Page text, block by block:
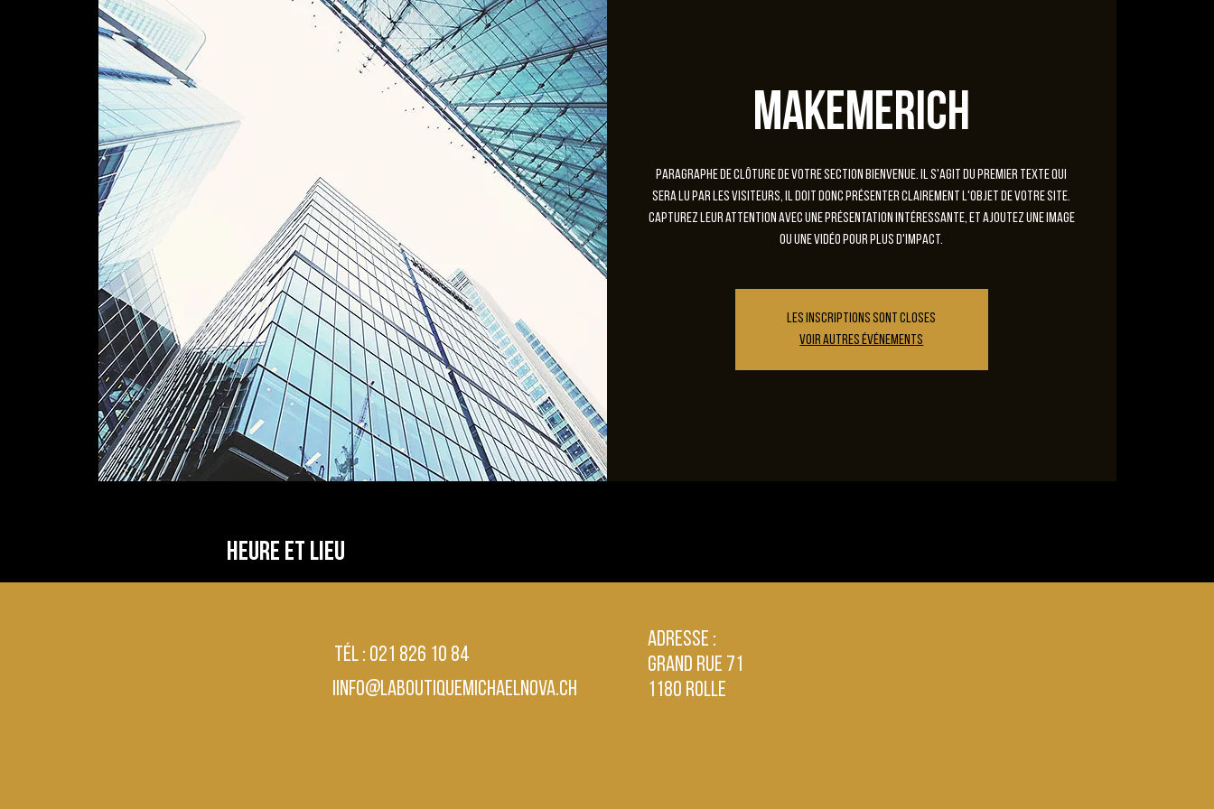
MakeMeRich
Paragraphe de clôture de votre section Bienvenue. Il s'agit du premier texte qui
sera lu par les visiteurs, il doit donc présenter clairement l'objet de votre site.
Capturez leur attention avec une présentation intéressante, et ajoutez une image
ou une vidéo pour plus d'impact.
Les inscriptions sont closes
Voir autres événements
Heure et lieu
Partager cet événement
Tél : 021 826 10 84
iinfo@laboutiquemichaelnova.ch
Adresse :
Grand Rue 71
1180 Rolle